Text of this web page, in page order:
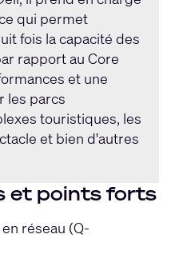
qui permet
fois la capacité des
rapport au Core
et une
les parcs
touristiques, les
et bien d'autres
et points forts
réseau (Q-